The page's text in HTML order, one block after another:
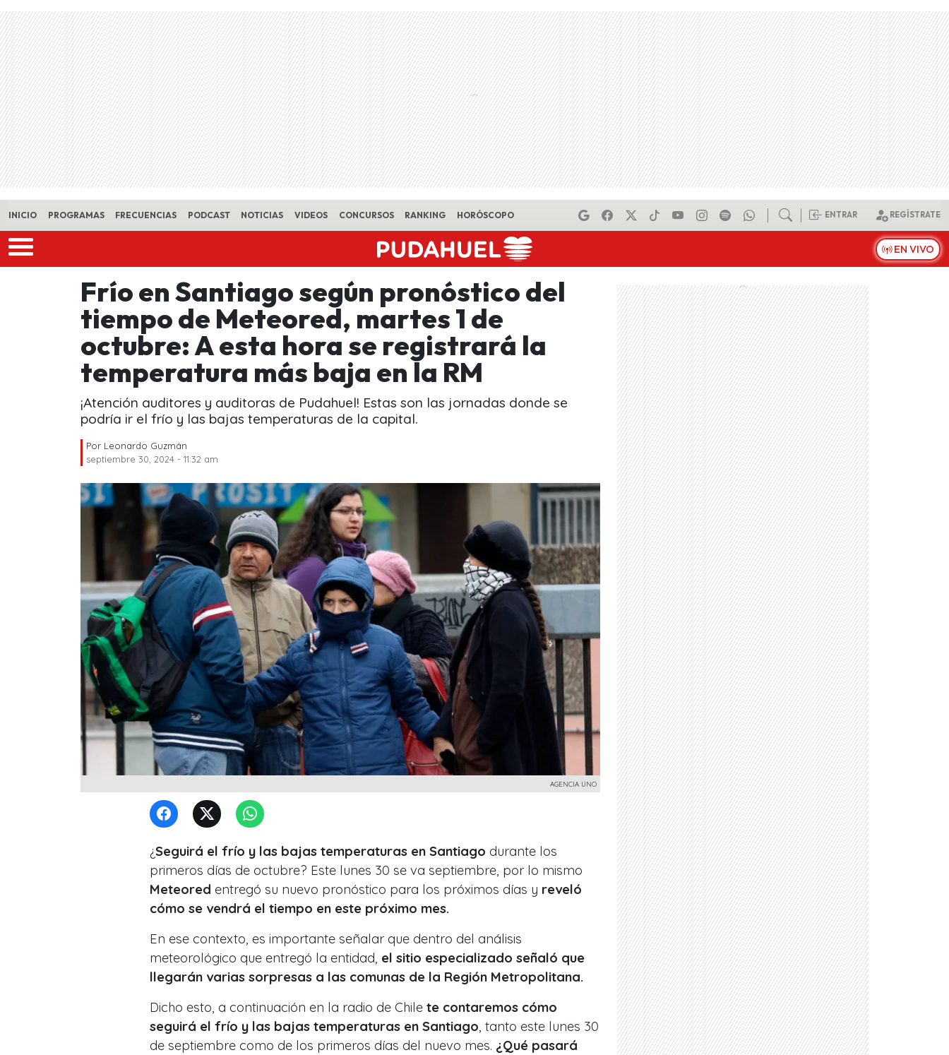
Skip to main content
INICIO PROGRAMAS FRECUENCIAS PODCAST NOTICIAS VIDEOS CONCURSOS RANKING HORÓSCOPO ENTRAR REGÍSTRATE
EN VIVO
Frío en Santiago según pronóstico del
tiempo de Meteored, martes 1 de
octubre: A esta hora se registrará la
temperatura más baja en la RM
¡Atención auditores y auditoras de Pudahuel! Estas son las jornadas donde se
podría ir el frío y las bajas temperaturas de la capital.
Por Leonardo Guzmán
septiembre 30, 2024 - 11:32 am
AGENCIA UNO
¿Seguirá el frío y las bajas temperaturas en Santiago durante los
primeros días de octubre? Este lunes 30 se va septiembre, por lo mismo
Meteored entregó su nuevo pronóstico para los próximos días y reveló
cómo se vendrá el tiempo en este próximo mes.
En ese contexto, es importante señalar que dentro del análisis
meteorológico que entregó la entidad, el sitio especializado señaló que
llegarán varias sorpresas a las comunas de la Región Metropolitana.
Dicho esto, a continuación en la radio de Chile te contaremos cómo
seguirá el frío y las bajas temperaturas en Santiago , tanto este lunes 30
de septiembre como de los primeros días del nuevo mes. ¿Qué pasará